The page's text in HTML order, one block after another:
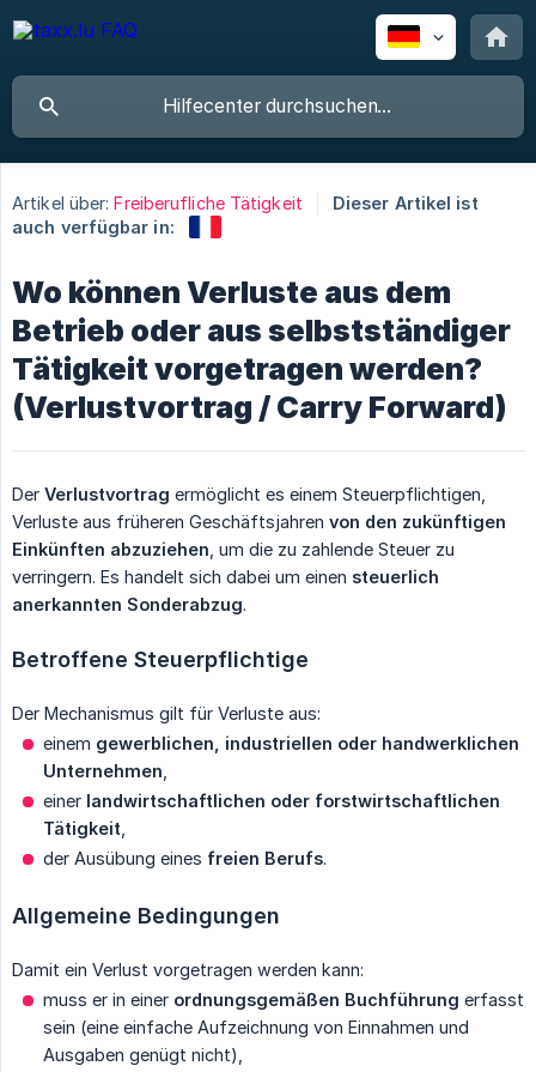
Artikel über: Freiberufliche Tätigkeit
Dieser Artikel ist
auch verfügbar in:
Wo können Verluste aus dem
Betrieb oder aus selbstständiger
Tätigkeit vorgetragen werden?
(Verlustvortrag / Carry Forward)
Der Verlustvortrag ermöglicht es einem Steuerpflichtigen,
Verluste aus früheren Geschäftsjahren von den zukünftigen
Einkünften abzuziehen , um die zu zahlende Steuer zu
verringern. Es handelt sich dabei um einen steuerlich
anerkannten Sonderabzug.
Betroffene Steuerpflichtige
Der Mechanismus gilt für Verluste aus:
einem gewerblichen, industriellen oder handwerklichen
Unternehmen
einer landwirtschaftlichen oder forstwirtschaftlichen
Tätigkeit
der Ausübung eines freien Berufs.
Allgemeine Bedingungen
Damit ein Verlust vorgetragen werden kann:
muss er in einer ordnungsgemäßen Buchführung erfasst
sein (eine einfache Aufzeichnung von Einnahmen und
Ausgaben genügt nicht),